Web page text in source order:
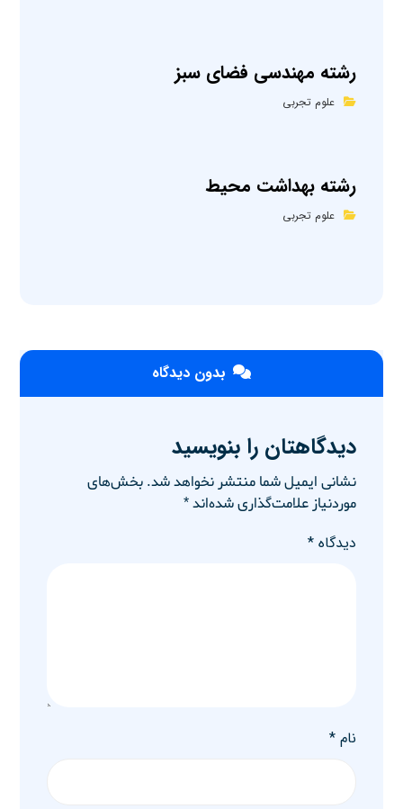
رشته مهندسی فضای سبز
علوم تجربی
رشته بهداشت محیط
علوم تجربی
بدون دیدگاه
دیدگاهتان را بنویسید
نشانی ایمیل شما منتشر نخواهد شد. بخش‌های
موردنیاز علامت‌گذاری شده‌اند*
دیدگاه*
نام*